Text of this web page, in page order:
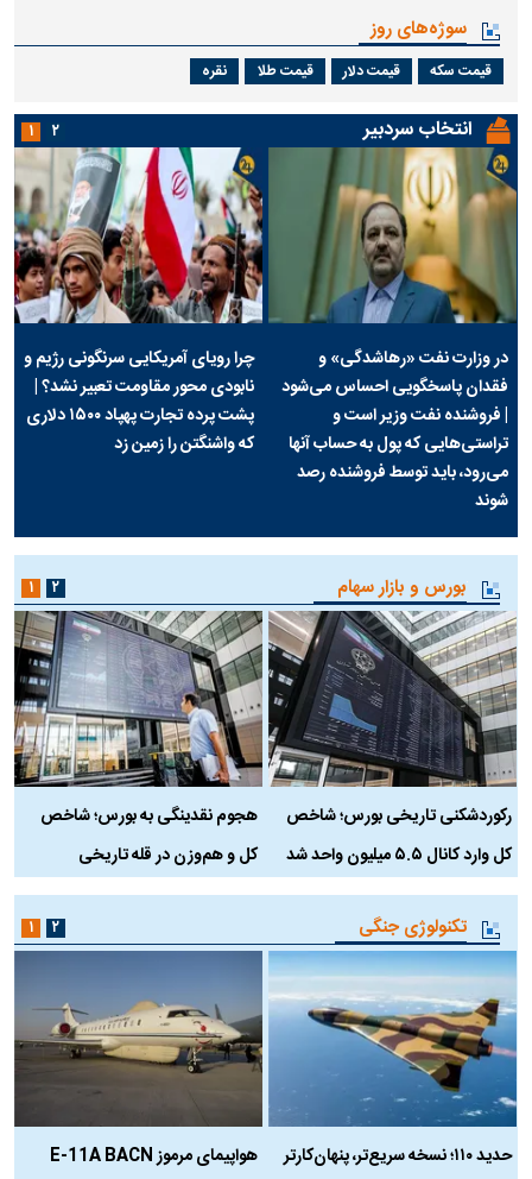
سوژه‌های روز
قیمت سکه قیمت دلار قیمت طلا نقره
انتخاب سردبیر
در وزارت نفت «رهاشدگی» و
فقدان پاسخگویی احساس می‌شود
| فروشنده نفت وزیر است و
تراستی‌هایی که پول به حساب آنها
می‌رود، باید توسط فروشنده رصد
شوند
چرا رویای آمریکایی سرنگونی رژیم و
نابودی محور مقاومت تعبیر نشد؟ |
پشت پرده تجارت پهپاد‌ ۱۵۰۰ دلاری
که واشنگتن را زمین زد
۱ ۲
بورس و بازار سهام
رکوردشکنی تاریخی بورس؛ شاخص
کل وارد کانال ۵.۵ میلیون واحد شد
هجوم نقدینگی به بورس؛ شاخص
کل و هم‌وزن در قله تاریخی
۱ ۲
تکنولوژی جنگی
حدید ۱۱۰؛ نسخه سریع‌تر، پنهان‌کارتر
هواپیمای مرموز E-11A BACN
۱ ۲